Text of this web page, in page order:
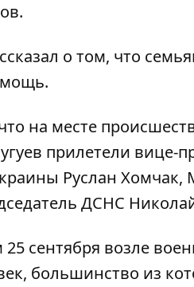
о том, что
на месте
прилетели
Руслан
ДСНС
сентября возле
большинство из